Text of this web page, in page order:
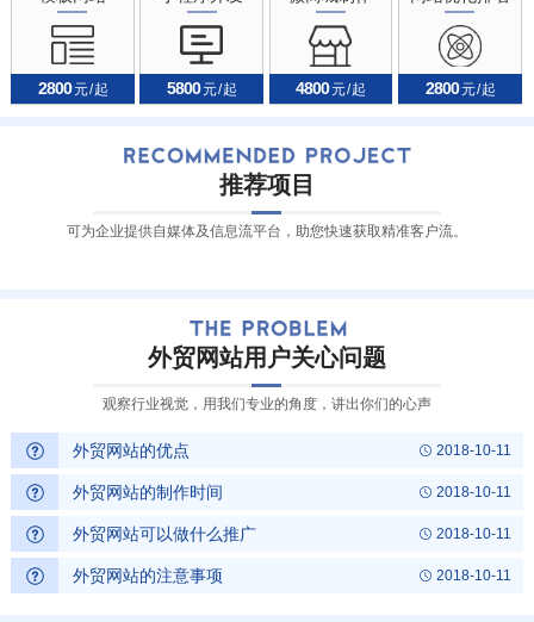
2800元 / 起 5800元 / 起 4800元 / 起 2800元 / 起
推荐项目
可为企业提供自媒体及信息流平台，助您快速获取精准客户流。
外贸网站用户关心问题
观察行业视觉，用我们专业的角度，讲出你们的心声
外贸网站的优点 2018-10-11
外贸网站的制作时间 2018-10-11
外贸网站可以做什么推广 2018-10-11
外贸网站的注意事项 2018-10-11